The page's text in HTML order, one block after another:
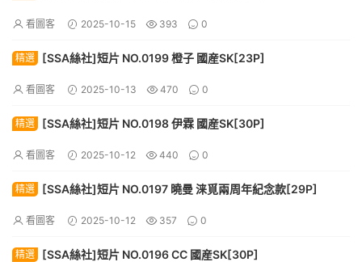
看圖客 2025-10-15 393 0
精選 [SSA絲社]短片 NO.0199 橙子 國産SK[23P]
看圖客 2025-10-13 470 0
精選 [SSA絲社]短片 NO.0198 伊霖 國産SK[30P]
看圖客 2025-10-12 440 0
精選 [SSA絲社]短片 NO.0197 曉曼 涞覓兩周年紀念款[29P]
看圖客 2025-10-12 357 0
精選 [SSA絲社]短片 NO.0196 CC 國産SK[30P]